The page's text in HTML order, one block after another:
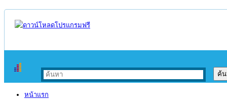
หน้าแรก